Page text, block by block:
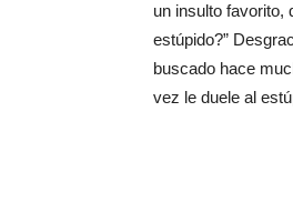
un insulto favorito,
estúpido?”
buscado hace
vez le duele al